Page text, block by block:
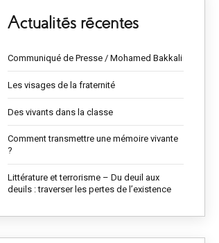
Actualités récentes
Communiqué de Presse / Mohamed Bakkali
Les visages de la fraternité
Des vivants dans la classe
Comment transmettre une mémoire vivante
?
Littérature et terrorisme – Du deuil aux
deuils : traverser les pertes de l’existence